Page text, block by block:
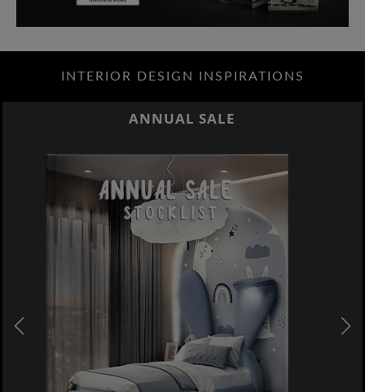
INTERIOR DESIGN INSPIRATIONS
ANNUAL SALE